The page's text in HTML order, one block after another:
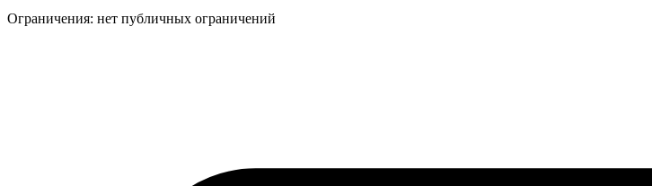
Ограничения: нет публичных ограничений